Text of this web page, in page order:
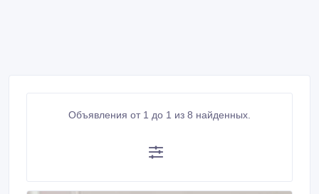
Объявления от 1 до 1 из 8 найденных.